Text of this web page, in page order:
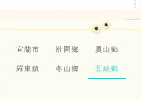
宜蘭市 壯圍鄉 員山鄉
羅東鎮 冬山鄉 五結鄉